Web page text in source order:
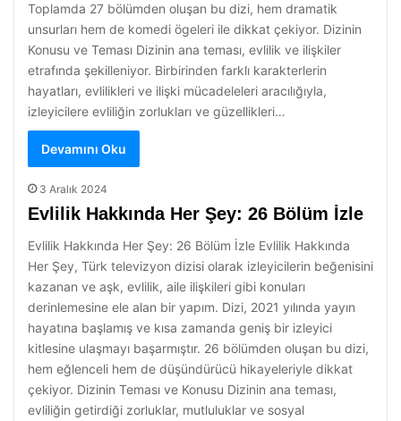
Toplamda 27 bölümden oluşan bu dizi, hem dramatik
unsurları hem de komedi ögeleri ile dikkat çekiyor. Dizinin
Konusu ve Teması Dizinin ana teması, evlilik ve ilişkiler
etrafında şekilleniyor. Birbirinden farklı karakterlerin
hayatları, evlilikleri ve ilişki mücadeleleri aracılığıyla,
izleyicilere evliliğin zorlukları ve güzellikleri…
Devamını Oku
3 Aralık 2024
Evlilik Hakkında Her Şey: 26 Bölüm İzle
Evlilik Hakkında Her Şey: 26 Bölüm İzle Evlilik Hakkında
Her Şey, Türk televizyon dizisi olarak izleyicilerin beğenisini
kazanan ve aşk, evlilik, aile ilişkileri gibi konuları
derinlemesine ele alan bir yapım. Dizi, 2021 yılında yayın
hayatına başlamış ve kısa zamanda geniş bir izleyici
kitlesine ulaşmayı başarmıştır. 26 bölümden oluşan bu dizi,
hem eğlenceli hem de düşündürücü hikayeleriyle dikkat
çekiyor. Dizinin Teması ve Konusu Dizinin ana teması,
evliliğin getirdiği zorluklar, mutluluklar ve sosyal